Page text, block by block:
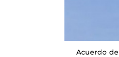
Acuerdo